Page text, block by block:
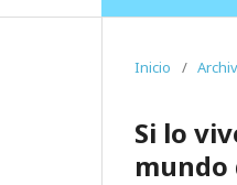
Inicio /
Si lo